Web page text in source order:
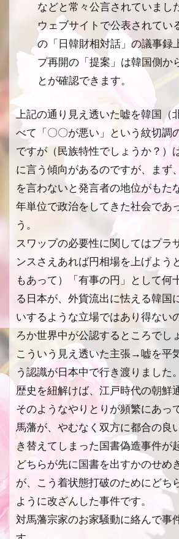
などと常々公言されていまし
ウェブサイトで公表されてい
の「日韓財相対話」の議事録
プ再開の「提案」は韓国側か
とが確認できます。
上記の通り見え透いた嘘を韓国（
べて「〇〇が悪い」という紋切調
ですが（民族特性でしょうか？）
に言う傾向があるのですが、まず
を言わないと発言者の地位がもた
年単位で政治をしてきた社会であ
う。
スワップの必要性に関してはプラ
ンスさえあれば円相場を上げよう
もあって）「有事の円」として何
る日本が、外貨流出に怯える韓国
いするような立場ではあり得ない
ろか世界中が公認するところでし
こういう見え透いた主張→嘘を平
う認識が日本中で行き渡りました。
歴史を紐解けば、江戸時代の朝鮮
そのようなやりとりが頻繁にあっ
馬藩が、やむなく双方に都合の良
き替えてしまった国書偽造事件が
どちらが先に国書を出すかのせめ
が、こう着状態打破のためにどち
ように改ざんした事件です。
対馬藩宗家のお家騒動に絡んで事